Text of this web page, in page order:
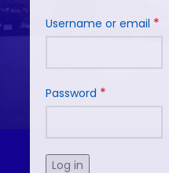
Username or email *
Password *
Log in